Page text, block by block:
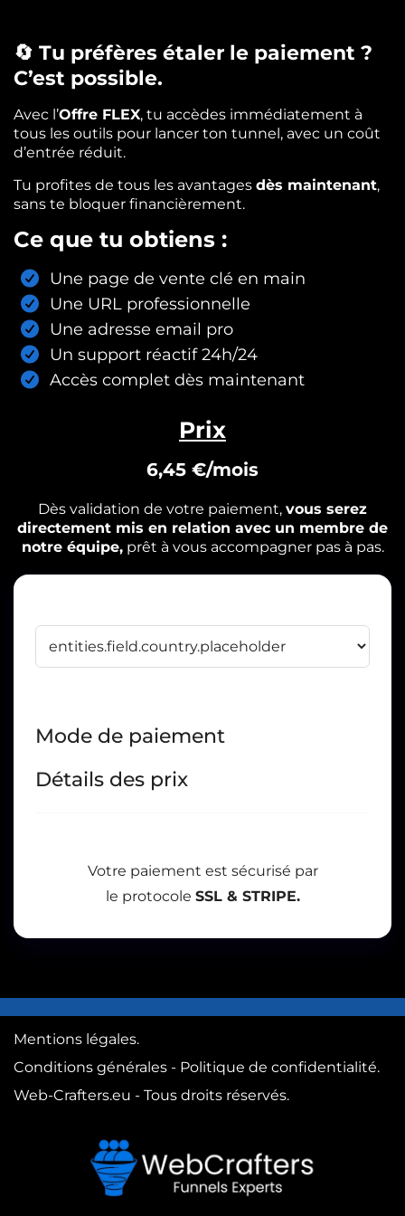
🔄 Tu préfères étaler le paiement ?
C’est possible.
Avec l’Offre FLEX, tu accèdes immédiatement à
tous les outils pour lancer ton tunnel, avec un coût
d’entrée réduit.
Tu profites de tous les avantages dès maintenant,
sans te bloquer financièrement.
Ce que tu obtiens :
Une page de vente clé en main
Une URL professionnelle
Une adresse email pro
Un support réactif 24h/24
Accès complet dès maintenant
Prix
6,45 €/mois
Dès validation de votre paiement, vous serez
directement mis en relation avec un membre de
notre équipe,prêt à vous accompagner pas à pas.
Mode de paiement
Détails des prix
Votre paiement est sécurisé par
le protocole SSL & STRIPE.
Mentions légales.
Conditions générales - Politique de confidentialité.
Web-Crafters.eu - Tous droits réservés.